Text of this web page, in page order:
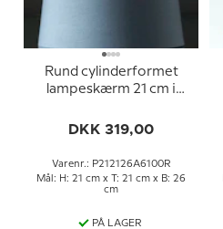
Rund cylinderformet
lampeskærm 21 cm i
DKK 319,00
Varenr.: P212126A6100R
Mål: H: 21 cm x T: 21 cm x B: 26
cm
PÅ LAGER